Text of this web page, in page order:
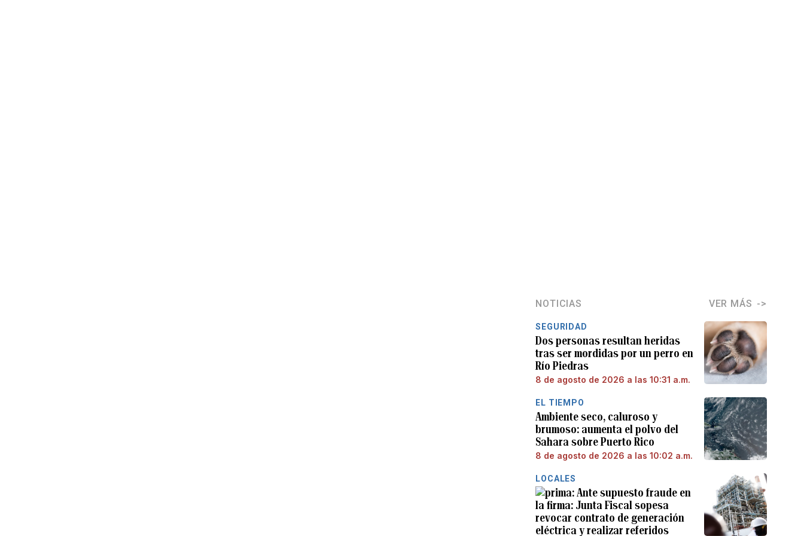
NOTICIAS VER MÁS
SEGURIDAD
Dos personas resultan heridas
tras ser mordidas por un perro en
Río Piedras
8 de agosto de 2026 a las 10:31 a.m.
EL TIEMPO
Ambiente seco, caluroso y
brumoso: aumenta el polvo del
Sahara sobre Puerto Rico
8 de agosto de 2026 a las 10:02 a.m.
LOCALES
Ante supuesto fraude en
la firma: Junta Fiscal sopesa
revocar contrato de generación
eléctrica y realizar referidos